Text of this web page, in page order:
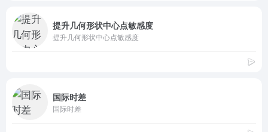
提升几何形状中心点敏感度
提升几何形状中心点敏感度
国际时差
国际时差